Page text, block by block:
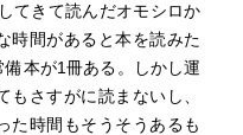
てきて読んだオモシロか
間があると本を読みた
本が1冊ある。しかし運
さすがに読まないし、
た時間もそうそうあるも